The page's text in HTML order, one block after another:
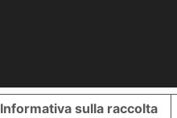
Informativa sulla raccolta